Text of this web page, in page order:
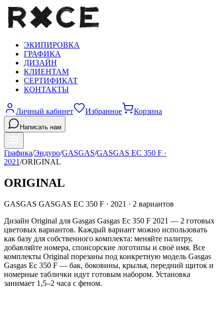
ЭКИПИРОВКА
ГРАФИКА
ДИЗАЙН
КЛИЕНТАМ
СЕРТИФИКАТ
КОНТАКТЫ
Личный кабинет Избранное Корзина
Написать нам
Графика/Эндуро/GASGAS/GASGAS EC 350 F ·
2021/ORIGINAL
ORIGINAL
GASGAS GASGAS EC 350 F · 2021 · 2 вариантов
Дизайн Original для Gasgas Gasgas Ec 350 F 2021 — 2 готовых
цветовых вариантов. Каждый вариант можно использовать
как базу для собственного комплекта: меняйте палитру,
добавляйте номера, спонсорские логотипы и своё имя. Все
комплекты Original порезаны под конкретную модель Gasgas
Gasgas Ec 350 F — бак, боковины, крылья, передний щиток и
номерные таблички идут готовым набором. Установка
занимает 1,5–2 часа с феном.